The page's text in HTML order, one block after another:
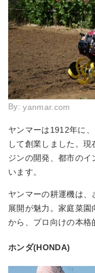
By:yanmar.com
ヤンマーは1912年に
して創業しました。
ジンの開発、都市の
います。
ヤンマーの耕運機は
展開が魅力。家庭菜
から、プロ向けの本格
ホンダ(HONDA)